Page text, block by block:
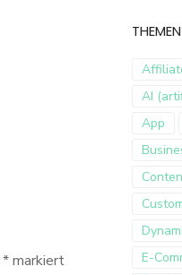
*markiert
THEMEN
AI
App
E-